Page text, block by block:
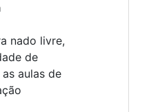
nado livre,
de
aulas de